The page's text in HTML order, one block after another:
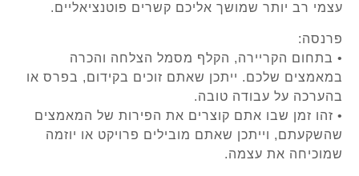
עצמי רב יותר שמושך אליכם קשרים פוטנציאליים.
פרנסה:
• בתחום הקריירה, הקלף מסמל הצלחה והכרה
במאמצים שלכם. ייתכן שאתם זוכים בקידום, בפרס או
בהערכה על עבודה טובה.
• זהו זמן שבו אתם קוצרים את הפירות של המאמצים
שהשקעתם, וייתכן שאתם מובילים פרויקט או יוזמה
שמוכיחה את עצמה.